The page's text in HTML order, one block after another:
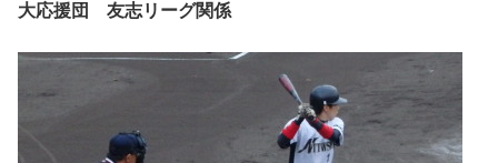
大応援団 友志リーグ関係